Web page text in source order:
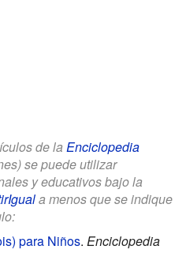
de la Enciclopedia
se puede utilizar
y educativos bajo la
a menos que se indique
para Niños. Enciclopedia